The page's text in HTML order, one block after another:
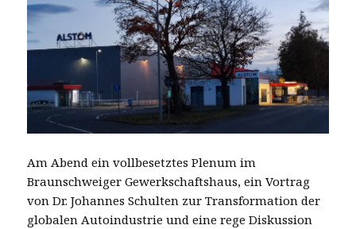
Am Abend ein vollbesetztes Plenum im
Braunschweiger Gewerkschaftshaus, ein Vortrag
von Dr. Johannes Schulten zur Transformation der
globalen Autoindustrie und eine rege Diskussion